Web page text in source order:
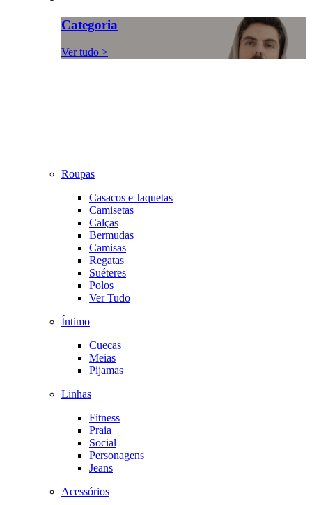
Categoria
Ver tudo >
Roupas
Casacos e Jaquetas
Camisetas
Calças
Bermudas
Camisas
Regatas
Suéteres
Polos
Ver Tudo
Íntimo
Cuecas
Meias
Pijamas
Linhas
Fitness
Praia
Social
Personagens
Jeans
Acessórios